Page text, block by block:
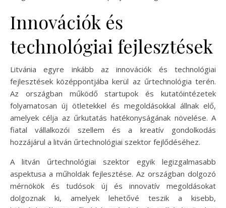
Innovációk és
technológiai fejlesztések
Litvánia egyre inkább az innovációk és technológiai
fejlesztések középpontjába kerül az űrtechnológia terén.
Az országban működő startupok és kutatóintézetek
folyamatosan új ötletekkel és megoldásokkal állnak elő,
amelyek célja az űrkutatás hatékonyságának növelése. A
fiatal vállalkozói szellem és a kreatív gondolkodás
hozzájárul a litván űrtechnológiai szektor fejlődéséhez.
A litván űrtechnológiai szektor egyik legizgalmasabb
aspektusa a műholdak fejlesztése. Az országban dolgozó
mérnökök és tudósok új és innovatív megoldásokat
dolgoznak ki, amelyek lehetővé teszik a kisebb,